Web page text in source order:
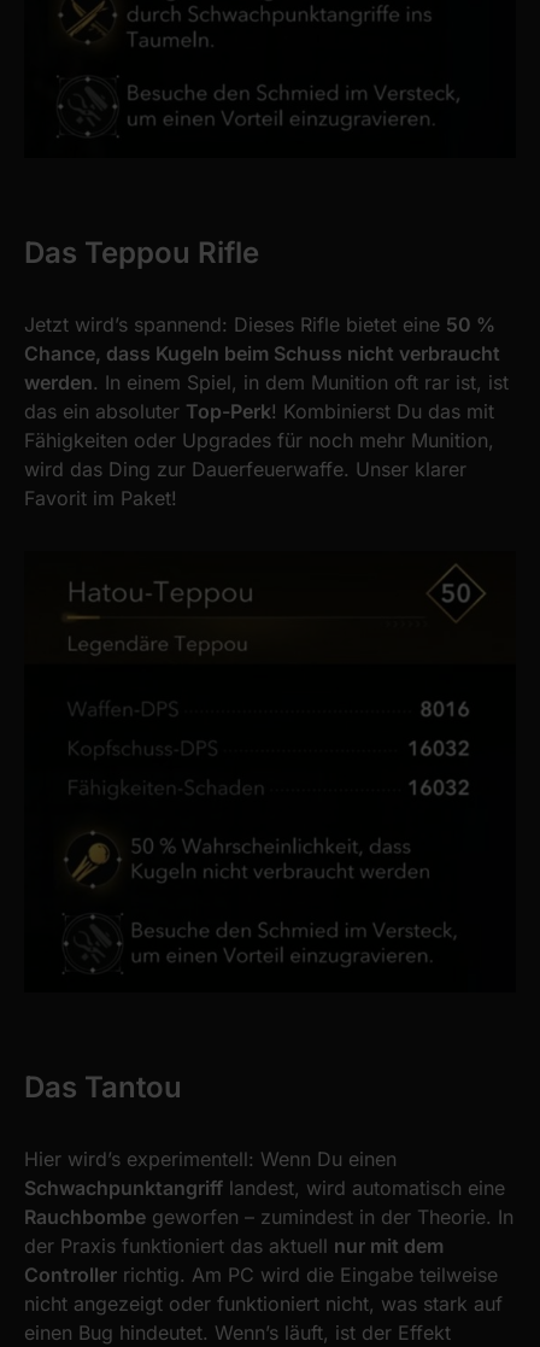
Das Teppou Rifle
Jetzt wird’s spannend: Dieses Rifle bietet eine 50 %
Chance, dass Kugeln beim Schuss nicht verbraucht
werden. In einem Spiel, in dem Munition oft rar ist, ist
das ein absoluter Top-Perk! Kombinierst Du das mit
Fähigkeiten oder Upgrades für noch mehr Munition,
wird das Ding zur Dauerfeuerwaffe. Unser klarer
Favorit im Paket!
Das Tantou
Hier wird’s experimentell: Wenn Du einen
Schwachpunktangriff landest, wird automatisch eine
Rauchbombe geworfen – zumindest in der Theorie. In
der Praxis funktioniert das aktuell nur mit dem
Controller richtig. Am PC wird die Eingabe teilweise
nicht angezeigt oder funktioniert nicht, was stark auf
einen Bug hindeutet. Wenn’s läuft, ist der Effekt